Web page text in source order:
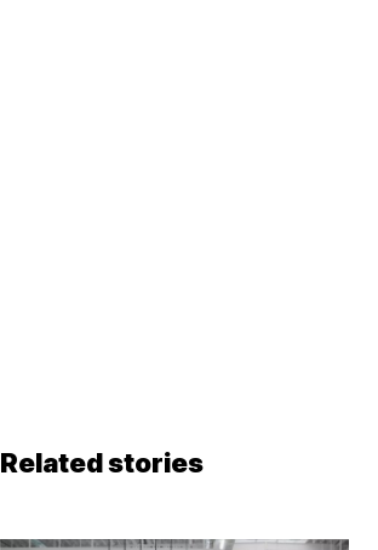
Related stories